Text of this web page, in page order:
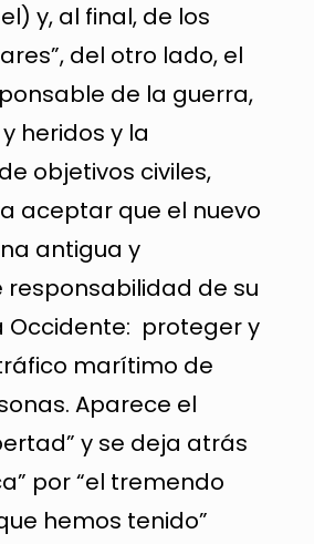
y, al final, de los
del otro lado, el
de la guerra,
heridos y la
objetivos civiles,
aceptar que el nuevo
antigua y
de su
Occidente: proteger y
marítimo de
Aparece el
y se deja atrás
por “el tremendo
hemos tenido”